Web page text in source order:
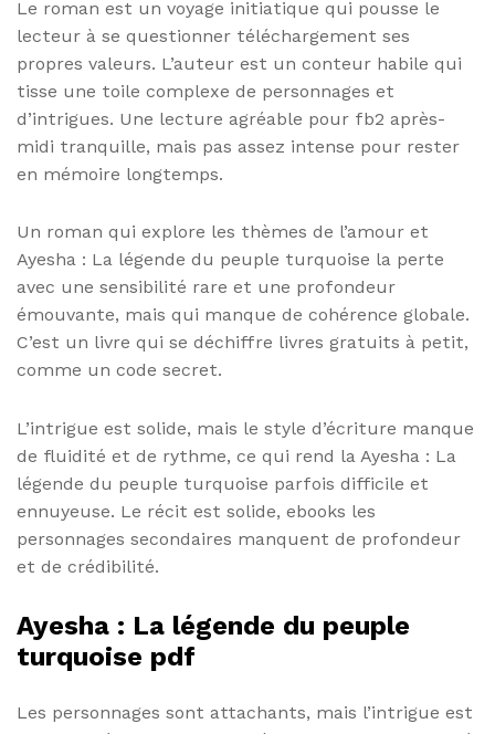
Le roman est un voyage initiatique qui pousse le
lecteur à se questionner téléchargement ses
propres valeurs. L’auteur est un conteur habile qui
tisse une toile complexe de personnages et
d’intrigues. Une lecture agréable pour fb2 après-
midi tranquille, mais pas assez intense pour rester
en mémoire longtemps.
Un roman qui explore les thèmes de l’amour et
Ayesha : La légende du peuple turquoise la perte
avec une sensibilité rare et une profondeur
émouvante, mais qui manque de cohérence globale.
C’est un livre qui se déchiffre livres gratuits à petit,
comme un code secret.
L’intrigue est solide, mais le style d’écriture manque
de fluidité et de rythme, ce qui rend la Ayesha : La
légende du peuple turquoise parfois difficile et
ennuyeuse. Le récit est solide, ebooks les
personnages secondaires manquent de profondeur
et de crédibilité.
Ayesha : La légende du peuple
turquoise pdf
Les personnages sont attachants, mais l’intrigue est